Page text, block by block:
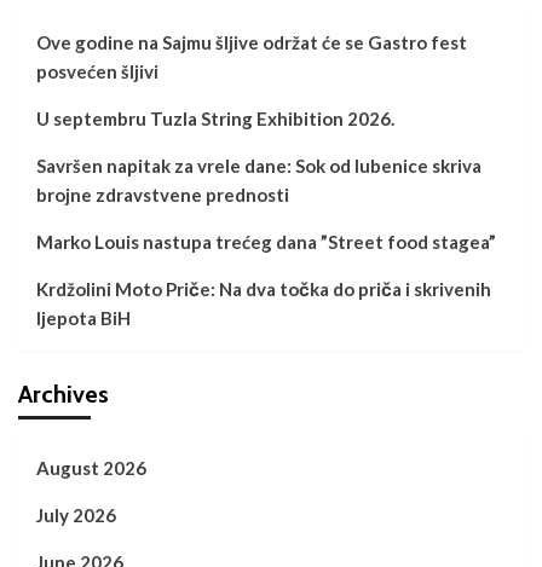
Ove godine na Sajmu šljive održat će se Gastro fest
posvećen šljivi
U septembru Tuzla String Exhibition 2026.
Savršen napitak za vrele dane: Sok od lubenice skriva
brojne zdravstvene prednosti
Marko Louis nastupa trećeg dana ”Street food stagea”
Krdžolini Moto Priče: Na dva točka do priča i skrivenih
ljepota BiH
Archives
August 2026
July 2026
June 2026